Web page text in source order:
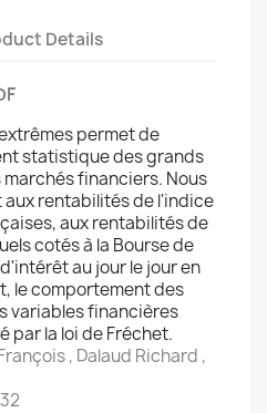
Details
permet de
statistique des grands
financiers. Nous
rentabilités de l'indice
aux rentabilités de
cotés à la Bourse de
au jour le jour en
le comportement des
variables financières
la loi de Fréchet. 
, Dalaud Richard ,